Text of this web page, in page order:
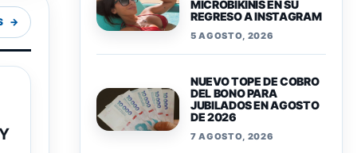
MICROBIKINIS EN SU
REGRESO A INSTAGRAM
5 AGOSTO, 2026
NUEVO TOPE DE COBRO
DEL BONO PARA
JUBILADOS EN AGOSTO
DE 2026
7 AGOSTO, 2026